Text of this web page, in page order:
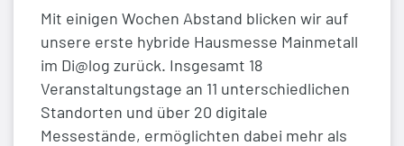
Mit einigen Wochen Abstand blicken wir auf
unsere erste hybride Hausmesse Mainmetall
im Di@log zurück. Insgesamt 18
Veranstaltungstage an 11 unterschiedlichen
Standorten und über 20 digitale
Messestände, ermöglichten dabei mehr als